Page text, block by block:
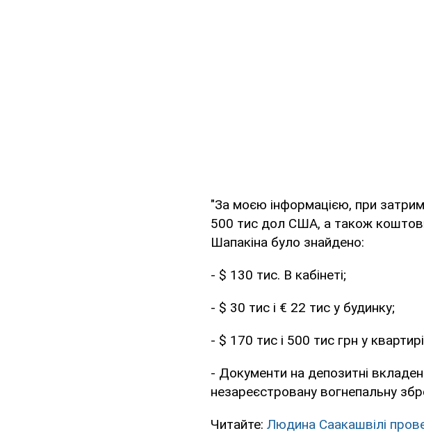
"За моєю інформацією, при
500 тис дол США, а також
Шапакіна було знайдено:
- $ 130 тис. В кабінеті;
- $ 30 тис і € 22 тис у будинку;
- $ 170 тис і 500 тис грн у
- Документи на депозитні
незареєстровану вогнепальну
Читайте: Людина Саакашвілі